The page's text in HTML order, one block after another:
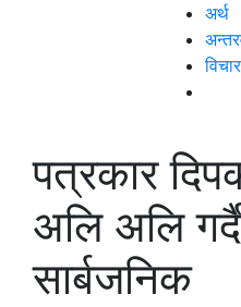
अर्थ
पत्रकार
अलि अलि
सार्बजनिक